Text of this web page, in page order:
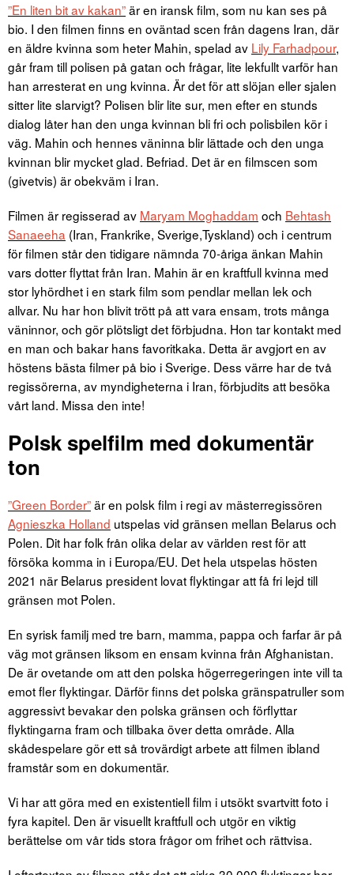
”En liten bit av kakan”är en iransk film, som nu kan ses på
bio. I den filmen finns en oväntad scen från dagens Iran, där
en äldre kvinna som heter Mahin, spelad av Lily Farhadpour,
går fram till polisen på gatan och frågar, lite lekfullt varför han
han arresterat en ung kvinna. Är det för att slöjan eller sjalen
sitter lite slarvigt? Polisen blir lite sur, men efter en stunds
dialog låter han den unga kvinnan bli fri och polisbilen kör i
väg. Mahin och hennes väninna blir lättade och den unga
kvinnan blir mycket glad. Befriad. Det är en filmscen som
(givetvis) är obekväm i Iran.
Filmen är regisserad av Maryam Moghaddam och Behtash
Sanaeeha (Iran, Frankrike, Sverige,Tyskland) och i centrum
för filmen står den tidigare nämnda 70-åriga änkan Mahin
vars dotter flyttat från Iran. Mahin är en kraftfull kvinna med
stor lyhördhet i en stark film som pendlar mellan lek och
allvar. Nu har hon blivit trött på att vara ensam, trots många
väninnor, och gör plötsligt det förbjudna. Hon tar kontakt med
en man och bakar hans favoritkaka. Detta är avgjort en av
höstens bästa filmer på bio i Sverige. Dess värre har de två
regissörerna, av myndigheterna i Iran, förbjudits att besöka
vårt land. Missa den inte!
Polsk spelfilm med dokumentär
ton
”Green Border”är en polsk film i regi av mästerregissören
Agnieszka Holland utspelas vid gränsen mellan Belarus och
Polen. Dit har folk från olika delar av världen rest för att
försöka komma in i Europa/EU. Det hela utspelas hösten
2021 när Belarus president lovat flyktingar att få fri lejd till
gränsen mot Polen.
En syrisk familj med tre barn, mamma, pappa och farfar är på
väg mot gränsen liksom en ensam kvinna från Afghanistan.
De är ovetande om att den polska högerregeringen inte vill ta
emot fler flyktingar. Därför finns det polska gränspatruller som
aggressivt bevakar den polska gränsen och förflyttar
flyktingarna fram och tillbaka över detta område. Alla
skådespelare gör ett så trovärdigt arbete att filmen ibland
framstår som en dokumentär.
Vi har att göra med en existentiell film i utsökt svartvitt foto i
fyra kapitel. Den är visuellt kraftfull och utgör en viktig
berättelse om vår tids stora frågor om frihet och rättvisa.